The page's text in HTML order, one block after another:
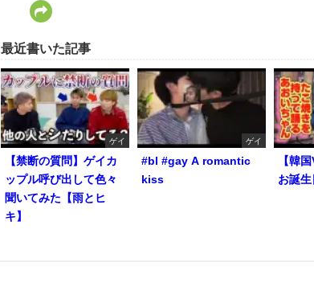
最近書いた記事
ゲイ
【禁断の質問】ゲイカ
ップル呼び出して色々
聞いてみた【雨とヒ
キ】
ゲイ
#bl #gay A romantic
kiss
【韓
お誕